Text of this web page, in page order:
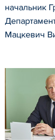
начальник
Мацкевич